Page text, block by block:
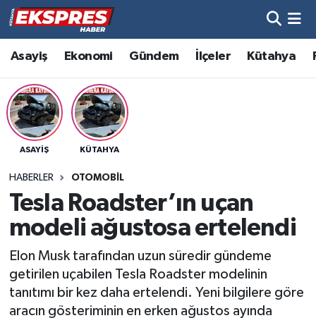
Asayiş Ekonomi Gündem İlçeler Kütahya
ASAYIŞ KÜTAHYA
HABERLER OTOMOBIL
Tesla Roadster’ın uçan
modeli ağustosa ertelendi
Elon Musk tarafından uzun süredir gündeme
getirilen uçabilen Tesla Roadster modelinin
tanıtımı bir kez daha ertelendi. Yeni bilgilere göre
aracın gösteriminin en erken ağustos ayında
Altıntaş
Asayiş
Aslanapa
Bölge
Çavdarhisar
Domaniç
Dumlupınar
Hava Durumu
Trafik Durumu
Süper Lig Puan Durumu ve Fikstür
Son Dakika Haberleri
Haber Arşivi